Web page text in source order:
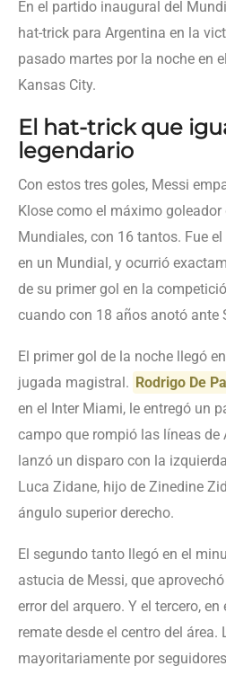
En el partido inaugural del
hat-trick para Argentina en la
pasado martes por la noche en
Kansas City.
El hat-trick que
legendario
Con estos tres goles, Messi
Klose como el máximo
Mundiales, con 16 tantos. Fue
en un Mundial, y ocurrió
de su primer gol en la
cuando con 18 años anotó ante
El primer gol de la noche llegó
jugada magistral. Rodrigo De
en el Inter Miami, le entregó un
campo que rompió las líneas de
lanzó un disparo con la
Luca Zidane, hijo de Zinedine
ángulo superior derecho.
El segundo tanto llegó en el
astucia de Messi, que
error del arquero. Y el tercero,
remate desde el centro del
mayoritariamente por